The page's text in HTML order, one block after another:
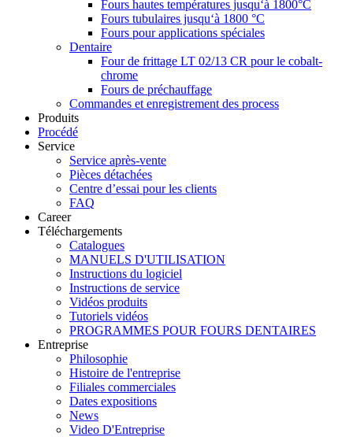
Fours hautes températures jusqu‘à 1800°C
Fours tubulaires jusqu‘à 1800 °C
Fours pour applications spéciales
Dentaire
Four de frittage LT 02/13 CR pour le cobalt-
chrome
Fours de préchauffage
Commandes et enregistrement des process
Produits
Procédé
Service
Service après-vente
Pièces détachées
Centre d’essai pour les clients
FAQ
Career
Téléchargements
Catalogues
MANUELS D'UTILISATION
Instructions du logiciel
Instructions de service
Vidéos produits
Tutoriels vidéos
PROGRAMMES POUR FOURS DENTAIRES
Entreprise
Philosophie
Histoire de l'entreprise
Filiales commerciales
Dates expositions
News
Video D'Entreprise